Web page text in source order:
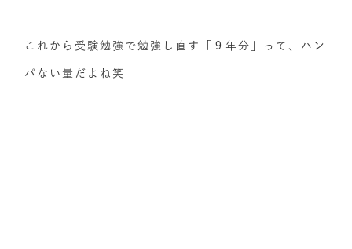
これから受験勉強で勉強し直す「９年分」って、ハン
パない量だよね笑